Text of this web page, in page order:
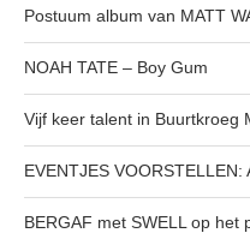
Postuum album van MATT
NOAH TATE – Boy Gum
Vijf keer talent in Buurtkroeg
EVENTJES VOORSTELLEN:
BERGAF met SWELL op het